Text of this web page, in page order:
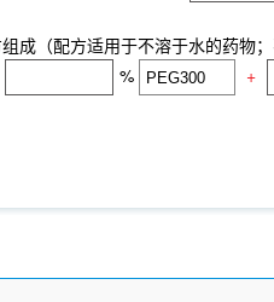
成（配方适用于不溶于水的药物
% +